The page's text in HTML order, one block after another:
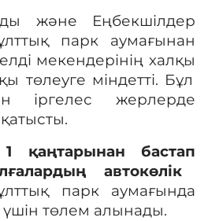
және Еңбекшілдер
парк аумағынан
мекендерінің халқы
төлеуге міндетті. Бұл
іргелес жерлерде
қаңтарынан бастап
автокөлік
парк аумағында
үшін төлем алынады.